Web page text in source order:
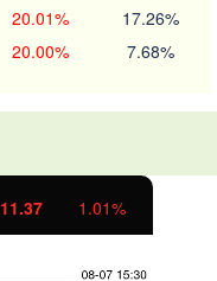
20.01% 17.26%
20.00% 7.68%
11.37 1.01%